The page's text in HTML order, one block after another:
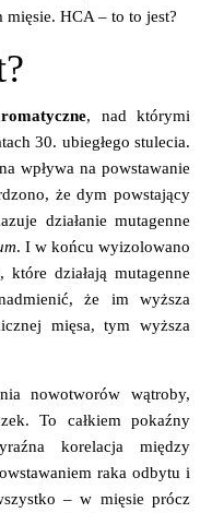
HCA – to to jest?
, nad którymi
30. ubiegłego stulecia.
wpływa na powstawanie
że dym powstający
działanie mutagenne
. I w końcu wyizolowano
działają mutagenne
że im wyższa
mięsa, tym wyższa
nowotworów wątroby,
To całkiem pokaźny
korelacja między
raka odbytu i
– w mięsie prócz